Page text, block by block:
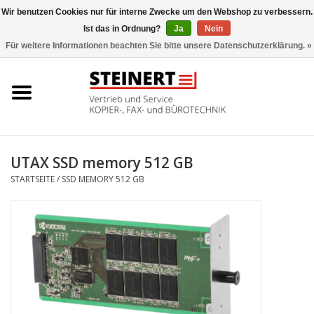
Büromaschinen- Service
Toner
Büromaschinen
Marken
UTAX SSD memory 512 GB
STARTSEITE/ SSD MEMORY 512 GB
Wir benutzen Cookies nur für interne Zwecke um den Webshop zu verbessern.
Ist das in Ordnung?
Ja
Nein
Für weitere Informationen beachten Sie bitte unsere Datenschutzerklärung. »